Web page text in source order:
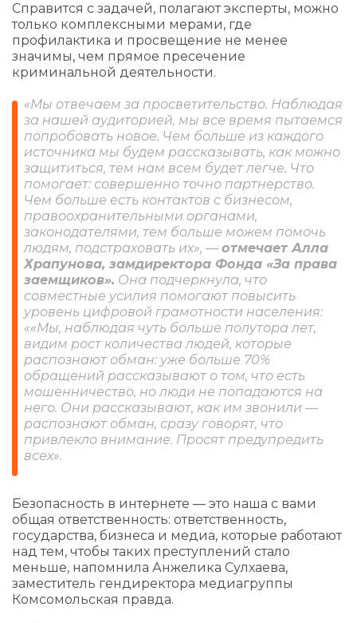
Справится с задачей, полагают эксперты, можно
только комплексными мерами, где
профилактика и просвещение не менее
значимы, чем прямое пресечение
криминальной деятельности.
«Мы отвечаем за просветительство. Наблюдая
за нашей аудиторией, мы все время пытаемся
попробовать новое. Чем больше из каждого
источника мы будем рассказывать, как можно
защититься, тем нам всем будет легче. Что
помогает: совершенно точно партнерство.
Чем больше есть контактов с бизнесом,
правоохранительными органами,
законодателями, тем больше можем помочь
людям, подстраховать их», — отмечает Алла
Храпунова, замдиректора Фонда «За права
заемщиков». Она подчеркнула, что
совместные усилия помогают повысить
уровень цифровой грамотности населения:
««Мы, наблюдая чуть больше полутора лет,
видим рост количества людей, которые
распознают обман: уже больше 70%
обращений рассказывают о том, что есть
мошенничество, но люди не попадаются на
него. Они рассказывают, как им звонили —
распознают обман, сразу говорят, что
привлекло внимание. Просят предупредить
всех».
Безопасность в интернете — это наша с вами
общая ответственность: ответственность,
государства, бизнеса и медиа, которые работают
над тем, чтобы таких преступлений стало
меньше, напомнила Анжелика Сулхаева,
заместитель гендиректора медиагруппы
Комсомольская правда.